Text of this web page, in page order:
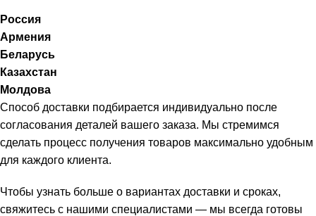
Россия
Армения
Беларусь
Казахстан
Молдова
Способ доставки подбирается индивидуально после
согласования деталей вашего заказа. Мы стремимся
сделать процесс получения товаров максимально удобным
для каждого клиента.
Чтобы узнать больше о вариантах доставки и сроках,
свяжитесь с нашими специалистами — мы всегда готовы